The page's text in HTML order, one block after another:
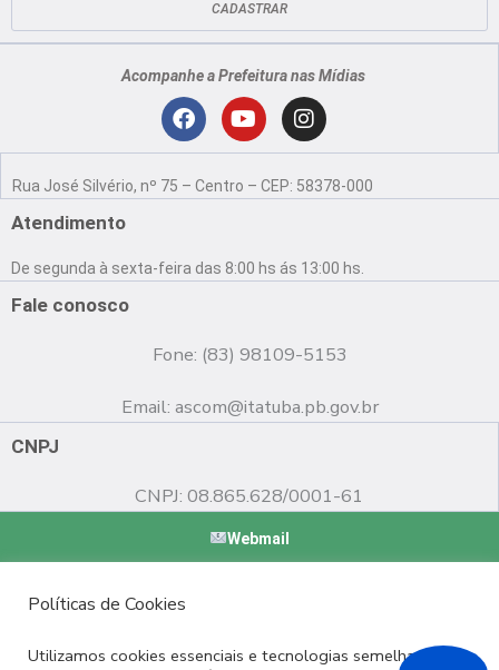
CADASTRAR
Acompanhe a Prefeitura nas Mídias
F
c
o
o
Y
u
b
e
I
n
s
g
r
Rua José Silvério, nº 75 – Centro – CEP: 58378-000
Atendimento
De segunda à sexta-feira das 8:00 hs ás 13:00 hs.
Fale conosco
Fone: (83) 98109-5153
Email: ascom@itatuba.pb.gov.br
CNPJ
CNPJ: 08.865.628/0001-61
Webmail
Políticas de Cookies
Utilizamos cookies essenciais e tecnologias semelhantes de